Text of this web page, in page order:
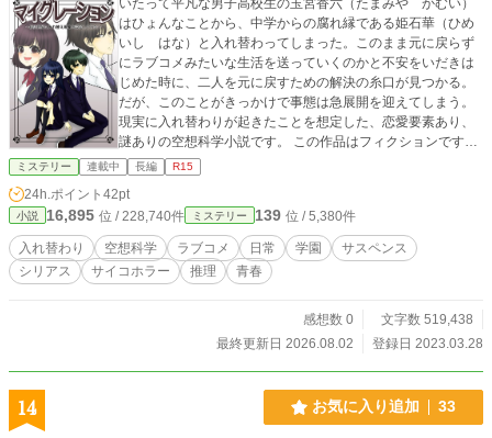
いたって平凡な男子高校生の玉宮香六（たまみや かむい）
はひょんなことから、中学からの腐れ縁である姫石華（ひめ
いし はな）と入れ替わってしまった。このまま元に戻らず
にラブコメみたいな生活を送っていくのかと不安をいだきは
じめた時に、二人を元に戻すための解決の糸口が見つかる。
だが、このことがきっかけで事態は急展開を迎えてしまう。
現実に入れ替わりが起きたことを想定した、恋愛要素あり、
謎ありの空想科学小説です。 この作品はフィクションです。
実在の人物や団体などとは関係ありません。
ミステリー 連載中 長編 R15
24h.ポイント 42pt
小説 16,895 位 / 228,740件 ミステリー 139 位 / 5,380件
入れ替わり 空想科学 ラブコメ 日常 学園
サスペンス
シリアス
サイコホラー 推理 青春
感想数 0
文字数 519,438
最終更新日 2026.08.02
登録日 2023.03.28
14 お気に入り追加 33